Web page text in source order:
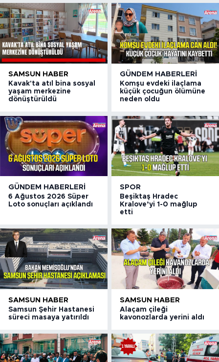
SAMSUN HABER
Kavak'ta atıl bina sosyal
yaşam merkezine
dönüştürüldü
GÜNDEM HABERLERI
Komşu evdeki ilaçlama
küçük çocuğun ölümüne
neden oldu
GÜNDEM HABERLERI
6 Ağustos 2026 Süper
Loto sonuçları açıklandı
SPOR
Beşiktaş Hradec
Kralove’yi 1-0 mağlup
etti
SAMSUN HABER
Samsun Şehir Hastanesi
süreci masaya yatırıldı
SAMSUN HABER
Alaçam çileği
kavonozlarda yerini aldı